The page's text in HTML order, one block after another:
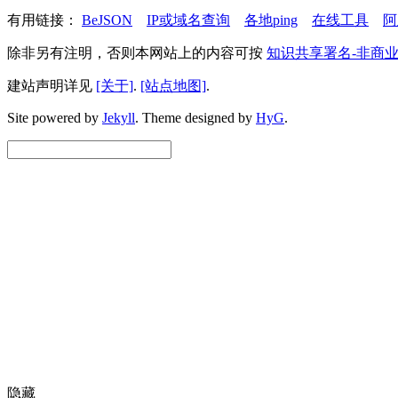
有用链接： BeJSON IP或域名查询 各地ping 在线工具
除非另有注明，否则本网站上的内容可按 知识共享署名-非商
建站声明详见 [关于]. [站点地图].
Site powered by Jekyll. Theme designed by HyG.
隐藏